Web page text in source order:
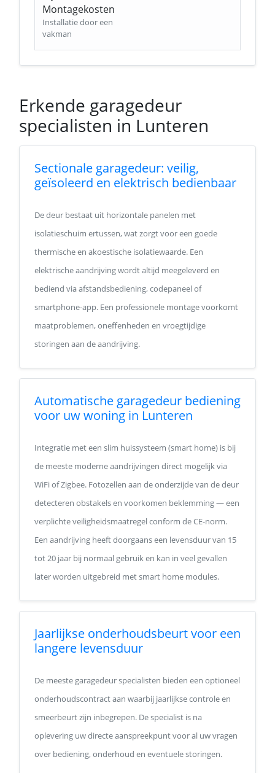
Montagekosten
Installatie door een
vakman
Erkende garagedeur
specialisten in Lunteren
Sectionale garagedeur: veilig,
geïsoleerd en elektrisch bedienbaar
De deur bestaat uit horizontale panelen met
isolatieschuim ertussen, wat zorgt voor een goede
thermische en akoestische isolatiewaarde. Een
elektrische aandrijving wordt altijd meegeleverd en
bediend via afstandsbediening, codepaneel of
smartphone-app. Een professionele montage voorkomt
maatproblemen, oneffenheden en vroegtijdige
storingen aan de aandrijving.
Automatische garagedeur bediening
voor uw woning in Lunteren
Integratie met een slim huissysteem (smart home) is bij
de meeste moderne aandrijvingen direct mogelijk via
WiFi of Zigbee. Fotozellen aan de onderzijde van de deur
detecteren obstakels en voorkomen beklemming — een
verplichte veiligheidsmaatregel conform de CE-norm.
Een aandrijving heeft doorgaans een levensduur van 15
tot 20 jaar bij normaal gebruik en kan in veel gevallen
later worden uitgebreid met smart home modules.
Jaarlijkse onderhoudsbeurt voor een
langere levensduur
De meeste garagedeur specialisten bieden een optioneel
onderhoudscontract aan waarbij jaarlijkse controle en
smeerbeurt zijn inbegrepen. De specialist is na
oplevering uw directe aanspreekpunt voor al uw vragen
over bediening, onderhoud en eventuele storingen.